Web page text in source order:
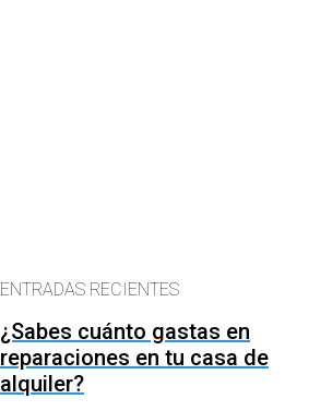
ENTRADAS RECIENTES
¿Sabes cuánto gastas en
reparaciones en tu casa de
alquiler?